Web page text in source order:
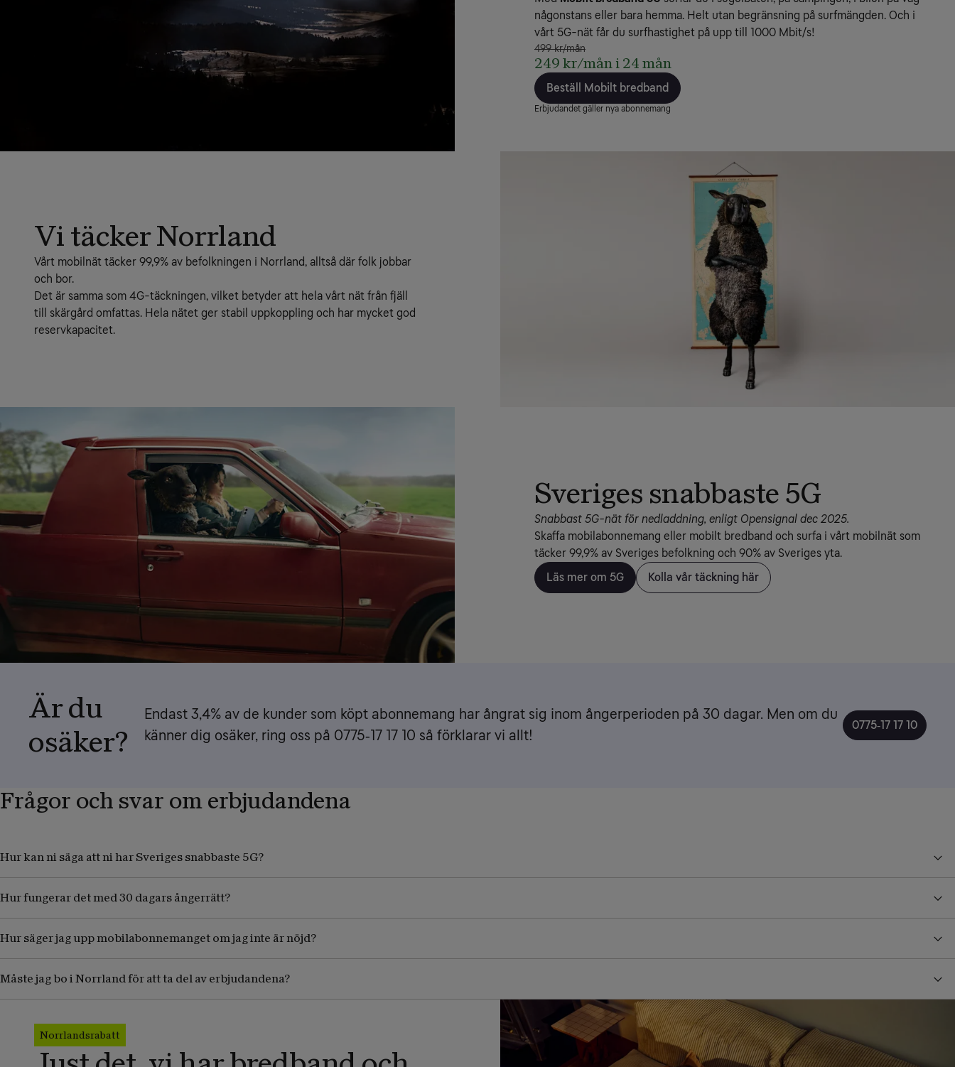
någonstans eller bara hemma. Helt utan begränsning på surfmängden. Och i
vårt 5G-nät får du surfhastighet på upp till 1000 Mbit/s!
499 kr/mån
249 kr/mån i 24 mån
Beställ Mobilt bredband
Erbjudandet gäller nya abonnemang
Vi täcker Norrland
Vårt mobilnät täcker 99,9% av befolkningen i Norrland, alltså där folk jobbar
och bor.
Det är samma som 4G-täckningen, vilket betyder att hela vårt nät från fjäll
till skärgård omfattas. Hela nätet ger stabil uppkoppling och har mycket god
reservkapacitet.
Sveriges snabbaste 5G
Snabbast 5G-nät för nedladdning, enligt Opensignal dec 2025.
Skaffa mobilabonnemang eller mobilt bredband och surfa i vårt mobilnät som
täcker 99,9% av Sveriges befolkning och 90% av Sveriges yta.
Läs mer om 5G
Kolla vår täckning här
Är du
osäker?
Endast 3,4% av de kunder som köpt abonnemang har ångrat sig inom ångerperioden på 30 dagar. Men om du
känner dig osäker, ring oss på 0775‑17 17 10 så förklarar vi allt!
0775‑17 17 10
Frågor och svar om erbjudandena
Hur kan ni säga att ni har Sveriges snabbaste 5G?
Hur fungerar det med 30 dagars ångerrätt?
Hur säger jag upp mobilabonnemanget om jag inte är nöjd?
Måste jag bo i Norrland för att ta del av erbjudandena?
Norrlandsrabatt